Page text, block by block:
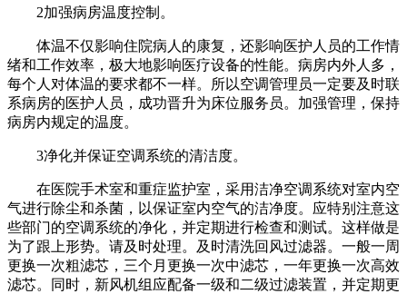
2加强病房温度控制。
体温不仅影响住院病人的康复，还影响医护人员的工作情
绪和工作效率，极大地影响医疗设备的性能。病房内外人多，
每个人对体温的要求都不一样。所以空调管理员一定要及时联
系病房的医护人员，成功晋升为床位服务员。加强管理，保持
病房内规定的温度。
3净化并保证空调系统的清洁度。
在医院手术室和重症监护室，采用洁净空调系统对室内空
气进行除尘和杀菌，以保证室内空气的洁净度。应特别注意这
些部门的空调系统的净化，并定期进行检查和测试。这样做是
为了跟上形势。请及时处理。及时清洗回风过滤器。一般一周
更换一次粗滤芯，三个月更换一次中滤芯，一年更换一次高效
滤芯。同时，新风机组应配备一级和二级过滤装置，并定期更